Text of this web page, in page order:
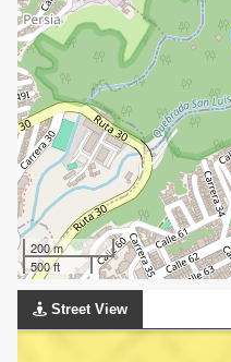
200 m
500 ft
Street View